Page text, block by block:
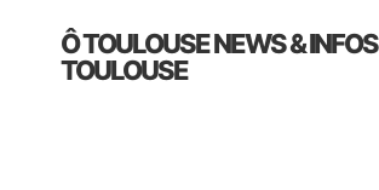
primary
Ô TOULOUSE NEWS & INFOS
TOULOUSE